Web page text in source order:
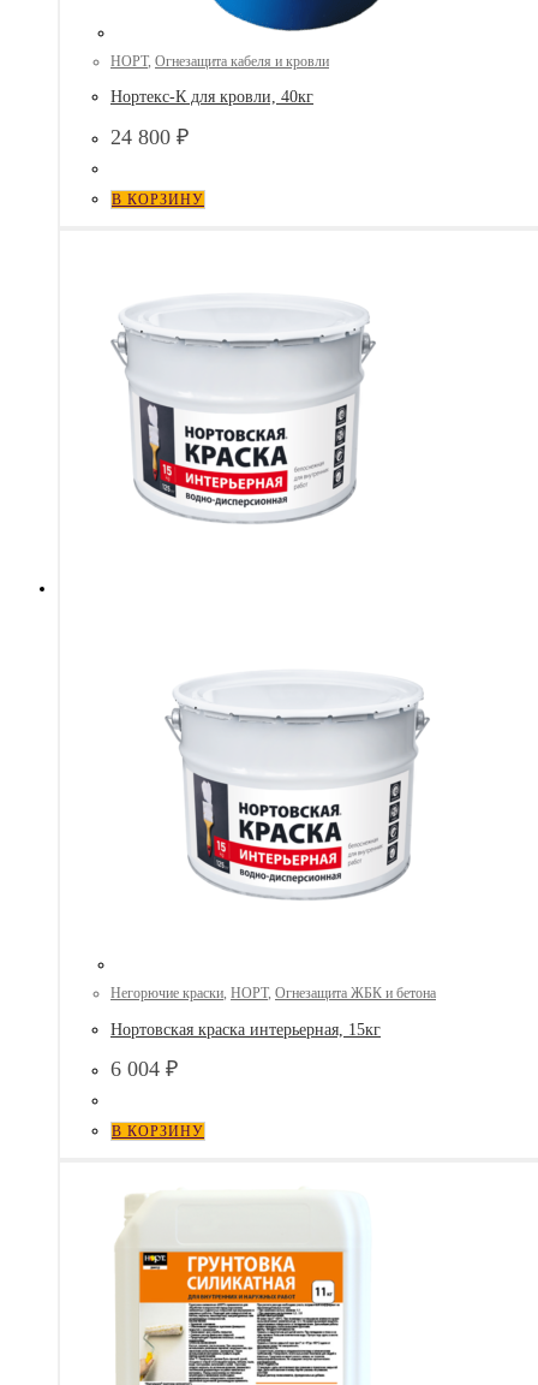
НОРТ, Огнезащита кабеля и кровли
Нортекс-К для кровли, 40кг
24 800 ₽
В КОРЗИНУ
Негорючие краски, НОРТ, Огнезащита ЖБК и бетона
Нортовская краска интерьерная, 15кг
6 004 ₽
В КОРЗИНУ